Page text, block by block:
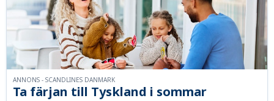
Ta färjan till Tyskland i sommar
ANNONS - SCANDLINES DANMARK